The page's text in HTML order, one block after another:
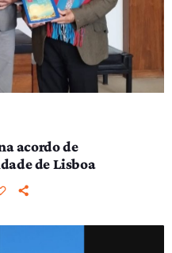
acordo de
de Lisboa